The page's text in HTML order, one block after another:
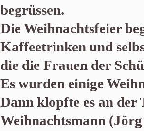
begrüssen.
Die Weihnachtsfeier
Kaffeetrinken und
die die Frauen der
Es wurden einige
Dann klopfte es an der
Weihnachtsmann